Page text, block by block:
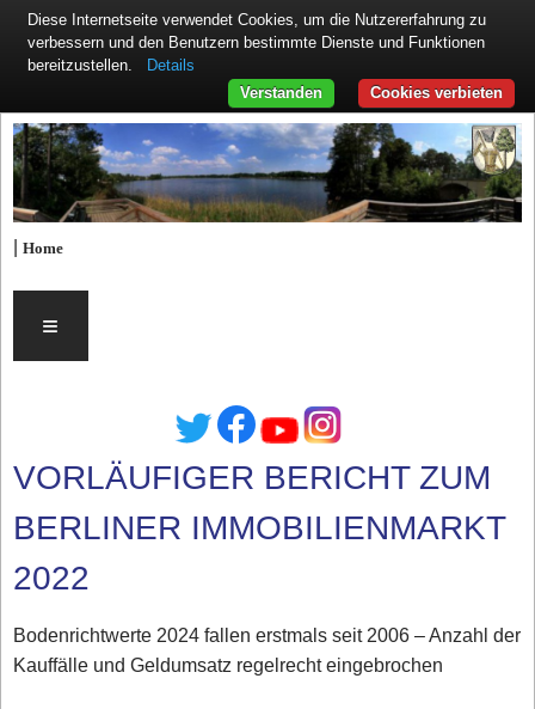
|Home
≡
VORLÄUFIGER BERICHT ZUM
BERLINER IMMOBILIENMARKT
2022
Bodenrichtwerte 2024 fallen erstmals seit 2006 – Anzahl der
Kauffälle und Geldumsatz regelrecht eingebrochen
Diese Internetseite verwendet Cookies, um die Nutzererfahrung zu
verbessern und den Benutzern bestimmte Dienste und Funktionen
bereitzustellen.
Details
Cookies verbieten
Verstanden